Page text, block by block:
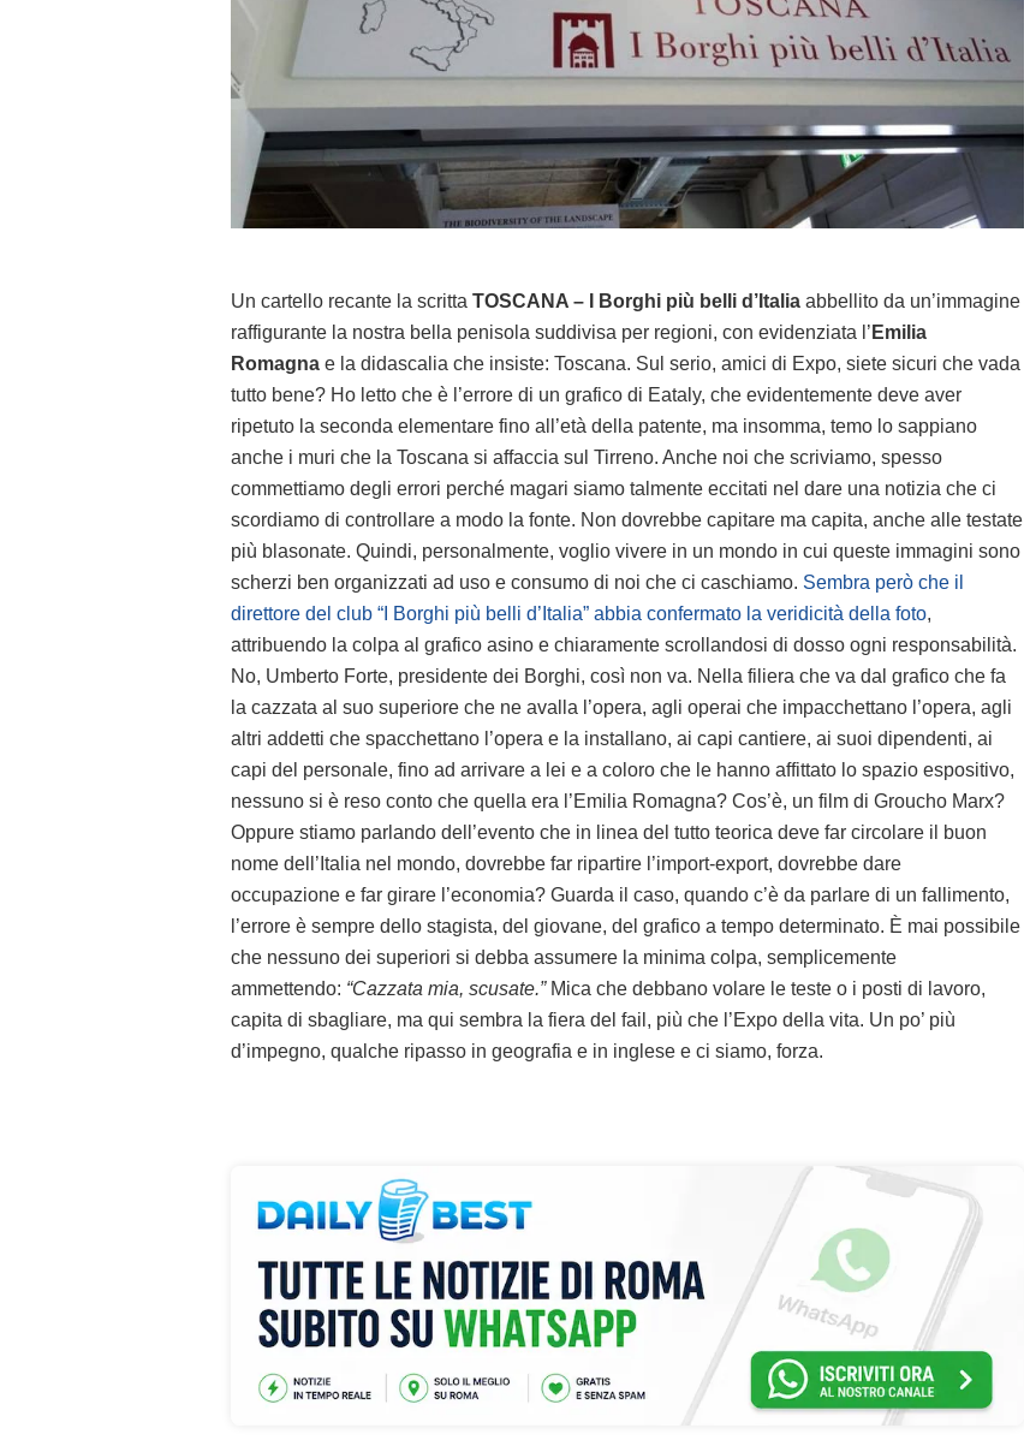
Un cartello recante la scritta TOSCANA – I Borghi più belli d’Italia abbellito da un’immagine
raffigurante la nostra bella penisola suddivisa per regioni, con evidenziata l’ Emilia
Romagna e la didascalia che insiste: Toscana. Sul serio, amici di Expo, siete sicuri che vada
tutto bene? Ho letto che è l’errore di un grafico di Eataly, che evidentemente deve aver
ripetuto la seconda elementare fino all’età della patente, ma insomma, temo lo sappiano
anche i muri che la Toscana si affaccia sul Tirreno. Anche noi che scriviamo, spesso
commettiamo degli errori perché magari siamo talmente eccitati nel dare una notizia che ci
scordiamo di controllare a modo la fonte. Non dovrebbe capitare ma capita, anche alle testate
più blasonate. Quindi, personalmente, voglio vivere in un mondo in cui queste immagini sono
scherzi ben organizzati ad uso e consumo di noi che ci caschiamo. Sembra però che il
direttore del club “I Borghi più belli d’Italia” abbia confermato la veridicità della foto,
attribuendo la colpa al grafico asino e chiaramente scrollandosi di dosso ogni responsabilità.
No, Umberto Forte, presidente dei Borghi, così non va. Nella filiera che va dal grafico che fa
la cazzata al suo superiore che ne avalla l’opera, agli operai che impacchettano l’opera, agli
altri addetti che spacchettano l’opera e la installano, ai capi cantiere, ai suoi dipendenti, ai
capi del personale, fino ad arrivare a lei e a coloro che le hanno affittato lo spazio espositivo,
nessuno si è reso conto che quella era l’Emilia Romagna? Cos’è, un film di Groucho Marx?
Oppure stiamo parlando dell’evento che in linea del tutto teorica deve far circolare il buon
nome dell’Italia nel mondo, dovrebbe far ripartire l’import-export, dovrebbe dare
occupazione e far girare l’economia? Guarda il caso, quando c’è da parlare di un fallimento,
l’errore è sempre dello stagista, del giovane, del grafico a tempo determinato. È mai possibile
che nessuno dei superiori si debba assumere la minima colpa, semplicemente
ammettendo: “Cazzata mia, scusate.”Mica che debbano volare le teste o i posti di lavoro,
capita di sbagliare, ma qui sembra la fiera del fail, più che l’Expo della vita. Un po’ più
d’impegno, qualche ripasso in geografia e in inglese e ci siamo, forza.